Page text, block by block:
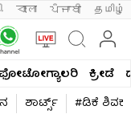
বাংলা ਪੰਜਾਬੀ தமிழ்
ಫೋಟೋಗ್ಯಾಲರಿ ಕ್ರೀಡೆ
ಶಾರ್ಟ್ಸ್​
#ಡಿಕೆ